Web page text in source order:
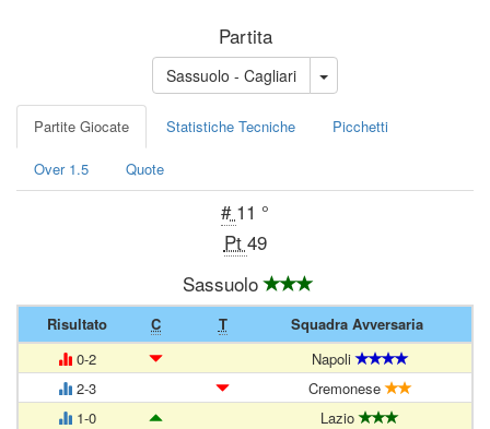
Partita
Sassuolo - Cagliari
Partite Giocate Statistiche Tecniche Picchetti
Over 1.5 Quote
# 11 °
Pt 49
Sassuolo
Risultato C T
Squadra Avversaria
0-2
Napoli
2-3
Cremonese
1-0
Lazio